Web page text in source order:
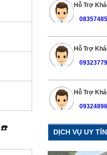
☎️
Hỗ Trợ
Hỗ Trợ
Hỗ Trợ
DỊCH VỤ UY